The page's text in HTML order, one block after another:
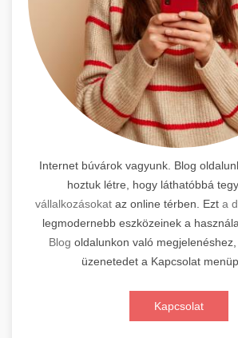
Internet búvárok vagyunk. Blog
hoztuk létre, hogy láthatóbbá
vállalkozásokat az online térben. Ezt a
legmodernebb eszközeinek a
Blog oldalunkon való
üzenetedet a Kapcsolat
Kapcsolat